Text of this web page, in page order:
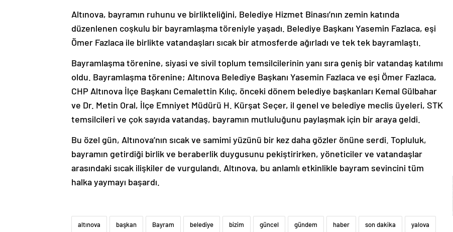
Altınova, bayramın ruhunu ve birlikteliğini, Belediye Hizmet Binası’nın zemin katında
düzenlenen coşkulu bir bayramlaşma töreniyle yaşadı. Belediye Başkanı Yasemin Fazlaca, eşi
Ömer Fazlaca ile birlikte vatandaşları sıcak bir atmosferde ağırladı ve tek tek bayramlaştı.
Bayramlaşma törenine, siyasi ve sivil toplum temsilcilerinin yanı sıra geniş bir vatandaş katılımı
oldu. Bayramlaşma törenine; Altınova Belediye Başkanı Yasemin Fazlaca ve eşi Ömer Fazlaca,
CHP Altınova İlçe Başkanı Cemalettin Kılıç, önceki dönem belediye başkanları Kemal Gülbahar
ve Dr. Metin Oral, İlçe Emniyet Müdürü H. Kürşat Seçer, il genel ve belediye meclis üyeleri, STK
temsilcileri ve çok sayıda vatandaş, bayramın mutluluğunu paylaşmak için bir araya geldi.
Bu özel gün, Altınova’nın sıcak ve samimi yüzünü bir kez daha gözler önüne serdi. Topluluk,
bayramın getirdiği birlik ve beraberlik duygusunu pekiştirirken, yöneticiler ve vatandaşlar
arasındaki sıcak ilişkiler de vurgulandı. Altınova, bu anlamlı etkinlikle bayram sevincini tüm
halka yaymayı başardı.
altınova başkan Bayram belediye bizim güncel gündem haber son dakika yalova